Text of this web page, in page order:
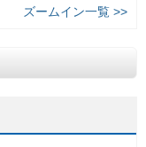
ズームイン一覧 >>